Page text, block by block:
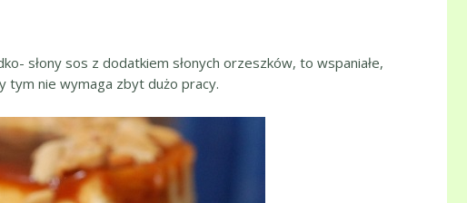
słony sos z dodatkiem słonych orzeszków, to wspaniałe,
tym nie wymaga zbyt dużo pracy.